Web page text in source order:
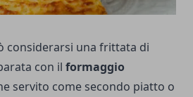
considerarsi una frittata di
con il formaggio
servito come secondo piatto o